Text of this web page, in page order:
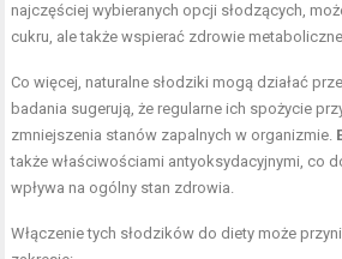
najczęściej wybieranych opcji słodzących,
cukru, ale także wspierać zdrowie
Co więcej, naturalne słodziki mogą działać
badania sugerują, że regularne ich spożycie
zmniejszenia stanów zapalnych w organizmie.
także właściwościami antyoksydacyjnymi, co
wpływa na ogólny stan zdrowia.
Włączenie tych słodzików do diety może